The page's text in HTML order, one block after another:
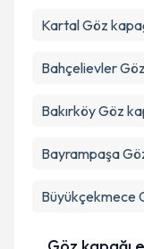
KartalGöz
Bahçelievler
BakırköyGöz
Bayrampaşa
Büyükçekmece